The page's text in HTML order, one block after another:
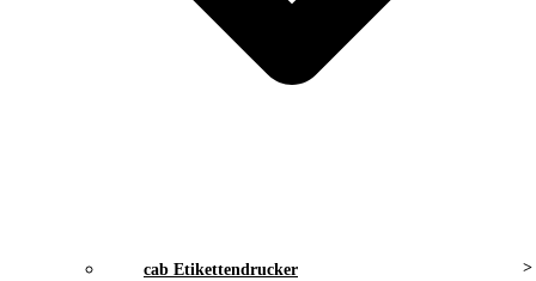
cab Etikettendrucker